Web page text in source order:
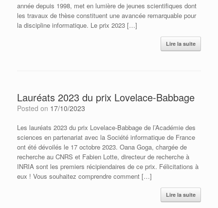
année depuis 1998, met en lumière de jeunes scientifiques dont
les travaux de thèse constituent une avancée remarquable pour
la discipline informatique. Le prix 2023 […]
Lire la suite
Lauréats 2023 du prix Lovelace-Babbage
Posted on 17/10/2023
Les lauréats 2023 du prix Lovelace-Babbage de l’Académie des
sciences en partenariat avec la Société informatique de France
ont été dévoilés le 17 octobre 2023. Oana Goga, chargée de
recherche au CNRS et Fabien Lotte, directeur de recherche à
INRIA sont les premiers récipiendaires de ce prix. Félicitations à
eux ! Vous souhaitez comprendre comment […]
Lire la suite